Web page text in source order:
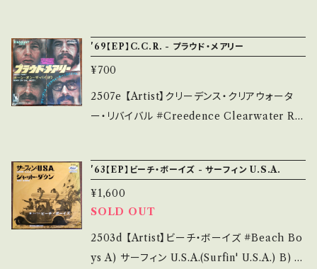
面にてご確認ください。 ___
C・痛み多・キズ多く痛み多 *その他、+ - で補足
しています。 *中古という事をご理解して頂ける
方のご購入をお願い致します。 Please purcha
se it if you understand that it is second
tsu.thebase.in/items/14252144 お知らせ等
/ グラモフォン *モンタレー・ポップ・フェスにイン
スパイアされたサイケナンバー！ 参考視聴: http
s://youtu.be/xExo67OLrdY?si=NHPUGFt
SckDSpIZo 【Condition】 Jacket/Record：
he state/状態説明】 S・新品未開封など A・綺
麗・キズ等も無く、痛みも薄い B・多少痛み・キズ
など見られる C・痛み多・キズ多く痛み多 *その
他、+ - で補足しています。 *中古という事をご理
解して頂ける方のご購入をお願い致します。 Ple
'69【EP】C.C.R. - プラウド・メアリー
¥700
2507e 【Artist】クリーデンス・クリアウォータ
ー・リバイバル #Creedence Clearwater Re
e Bayou) 【Release/Label/Note】 1969? /
LR-2259 / 東芝音工 * 参考視聴: - 【Conditi
on】 Jacket/Record：B/A- (国内盤/Wジャケ)
*ジャケしわ ____________________
_____ 【About the state/状態説明】 S・新
'63【EP】ビーチ・ボーイズ - サーフィン U.S.A.
¥1,600
SOLD OUT
2503d 【Artist】ビーチ・ボーイズ #Beach Bo
ys A) サーフィン U.S.A.(Surfin' U.S.A.) B) S